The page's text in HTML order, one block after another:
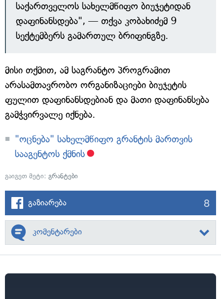
საქართველოს სახელმწიფო ბიუჯეტიდან
დაფინანსდება", — თქვა კობახიძემ 9
სექტემბერს გამართულ ბრიფინგზე.
მისი თქმით, ამ საგრანტო პროგრამით
არასამთავრობო ორგანიზაციები ბიუჯეტის
ფულით დაფინანსდებიან და მათი დაფინანსება
გამჭვირვალე იქნება.
"ოცნება" სახელმწიფო გრანტის მართვის
სააგენტოს ქმნის
გაიგეთ მეტი: გრანტები
გაზიარება 8
კომენტარები